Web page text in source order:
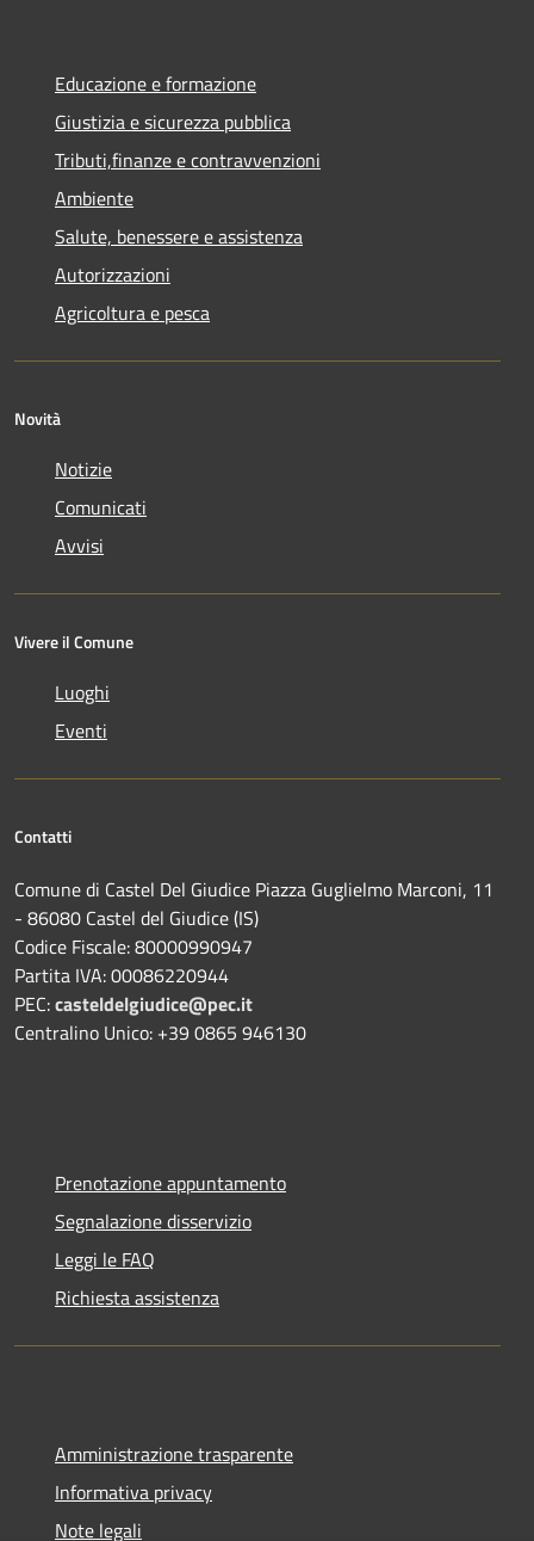
Educazione e formazione
Giustizia e sicurezza pubblica
Tributi,finanze e contravvenzioni
Ambiente
Salute, benessere e assistenza
Autorizzazioni
Agricoltura e pesca
Novità
Notizie
Comunicati
Avvisi
Vivere il Comune
Luoghi
Eventi
Contatti
Comune di Castel Del Giudice Piazza Guglielmo Marconi, 11
- 86080 Castel del Giudice (IS)
Codice Fiscale: 80000990947
Partita IVA: 00086220944
PEC:casteldelgiudice@pec.it
Centralino Unico: +39 0865 946130
Prenotazione appuntamento
Segnalazione disservizio
Leggi le FAQ
Richiesta assistenza
Amministrazione trasparente
Informativa privacy
Note legali